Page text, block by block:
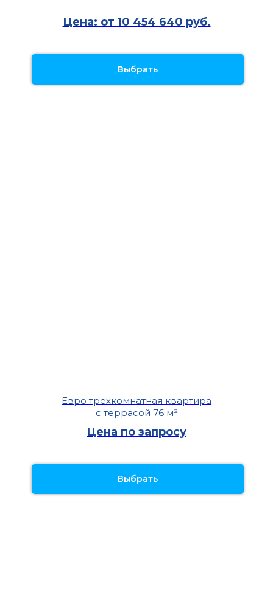
Цена: от 10 454 640 руб.
Выбрать
Евро трехкомнатная квартира
с террасой 76 м²
Цена по запросу
Выбрать